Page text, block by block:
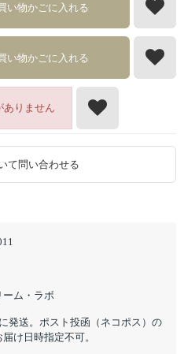
ム・ラボ
発送。ポスト投函（ネコポス）の
け日時指定不可。
い物かごに入れる
い物かごに入れる
ありません
て問い合わせる